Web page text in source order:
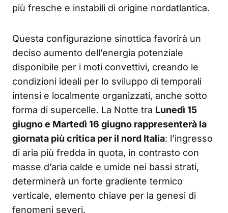
più fresche e instabili di origine nordatlantica.
Questa configurazione sinottica favorirà un
deciso aumento dell’energia potenziale
disponibile per i moti convettivi, creando le
condizioni ideali per lo sviluppo di temporali
intensi e localmente organizzati, anche sotto
forma di supercelle. La Notte tra Lunedì 15
giugno e Martedì 16 giugno rappresenterà la
giornata più critica per il nord Italia: l’ingresso
di aria più fredda in quota, in contrasto con
masse d’aria calde e umide nei bassi strati,
determinerà un forte gradiente termico
verticale, elemento chiave per la genesi di
fenomeni severi.